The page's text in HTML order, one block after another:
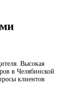
Высокая
в Челябинской
клиентов